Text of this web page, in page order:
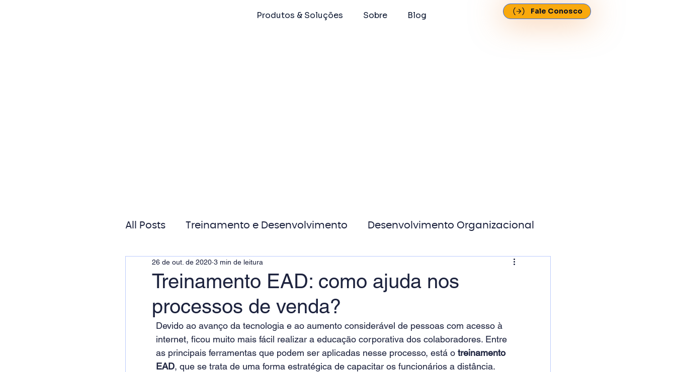
Produtos & Soluções Sobre Blog Fale Conosco
All Posts Treinamento e Desenvolvimento Desenvolvimento Organizacional
Gestão de Pessoas MicroPower Corporativo
Responsabilidade Social
Treinamento EAD: como ajuda nos
processos de venda?
26 de out. de 2020 3 min de leitura
Devido ao avanço da tecnologia e ao aumento considerável de pessoas com acesso à
internet, ficou muito mais fácil realizar a educação corporativa dos colaboradores. Entre
as principais ferramentas que podem ser aplicadas nesse processo, está o treinamento
EAD, que se trata de uma forma estratégica de capacitar os funcionários a distância.